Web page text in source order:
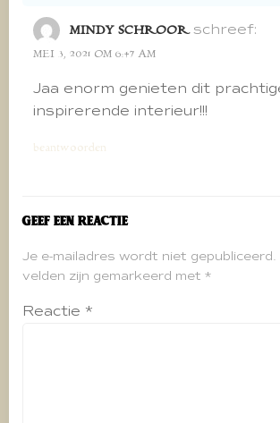
MINDY SCHROOR schreef:
MEI 3, 2021 OM 6:47 AM
Jaa enorm genieten dit
inspirerende interieur!!!
beantwoorden
Geef een reactie
Je e-mailadres wordt niet gepubliceerd.
velden zijn gemarkeerd met *
Reactie *